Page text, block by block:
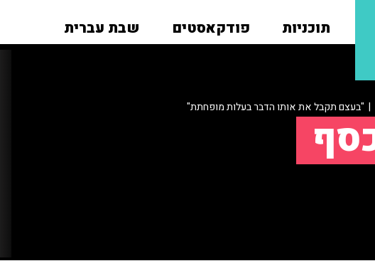
תוכניות פודקאסטים שבת עברית
| "בעצם תקבל את אותו הדבר בעלות מופחתת"